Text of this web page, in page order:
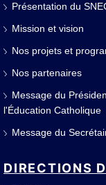
Présentation du
Mission et vision
Nos projets et
Nos partenaires
Message du
l'Éducation Catholique
Message du
DIRECTIONS